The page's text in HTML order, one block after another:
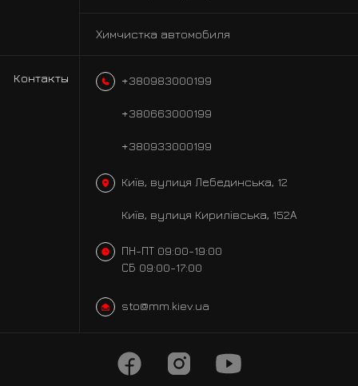
Химчистка автомобиля
Контакты
Київ, вулиця Лебединська, 12
Київ, вулиця Кирилівська, 152А
ПН-ПТ 09:00-19:00
СБ 09:00-17:00
sto@mm.kiev.ua
+380983000199
+380663000199
+380933000199